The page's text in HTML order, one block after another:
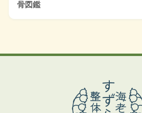
骨図鑑